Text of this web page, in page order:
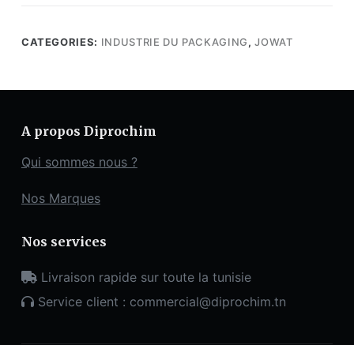
CATEGORIES: INDUSTRIE DU PACKAGING,JOWAT
A propos Diprochim
Qui sommes nous ?
Nos Marques
Nos services
Livraison rapide sur toute la tunisie
Service client : commercial@diprochim.tn